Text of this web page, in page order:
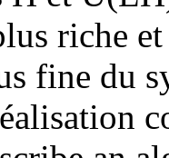
riche
fine du